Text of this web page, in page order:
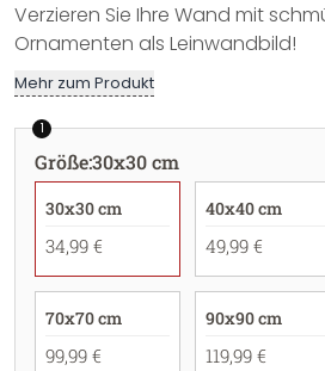
Verzieren Sie Ihre Wand mit
Ornamenten als Leinwandbild!
Mehr zum Produkt
1
Größe:30x30 cm
30x30 cm
34,99 €
40x40 cm
49,99 €
70x70 cm
99,99 €
90x90 cm
119,99 €